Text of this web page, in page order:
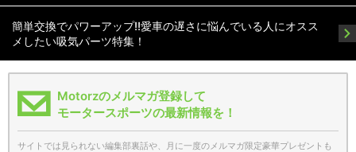
簡単交換でパワーアップ!!愛車の遅さに悩んでいる人にオスス
メしたい吸気パーツ特集！
Motorzのメルマガ登録して
モータースポーツの最新情報を！
サイトでは見られない編集部裏話や、月に一度のメルマガ限定豪華プレゼントも